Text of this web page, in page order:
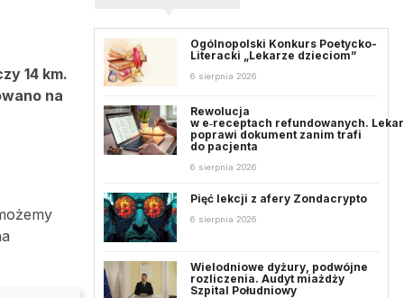
14 km.
na
Ogólnopolski Konkurs Poetycko-
Literacki „Lekarze dzieciom”
6 sierpnia 2026
Rewolucja
w e‑receptach refundowanych.
poprawi dokument zanim trafi
do pacjenta
6 sierpnia 2026
Pięć lekcji z afery Zondacrypto
6 sierpnia 2026
Wielodniowe dyżury, podwójne
rozliczenia. Audyt miażdży
Szpital Południowy